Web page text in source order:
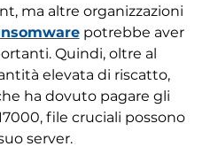
ma altre organizzazioni
potrebbe aver
Quindi, oltre al
elevata di riscatto,
ha dovuto pagare gli
file cruciali possono
server.